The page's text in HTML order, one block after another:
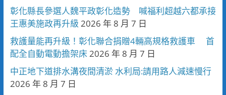
彰化縣長參選人魏平政彰化造勢 喊福利超越六都承接
王惠美施政再升級 2026 年 8 月 7 日
救護量能再升級！彰化聯合捐贈4輛高規格救護車 首
配全自動電動擔架床2026 年 8 月 7 日
中正地下道排水溝夜間清淤 水利局:請用路人減速慢行
2026 年 8 月 7 日